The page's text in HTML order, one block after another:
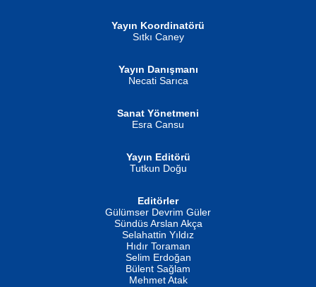
İSMAİL OKUTAN
Erkeklerin Kahrolması Ne Demektir
Evvel Zaman Tanrıçası...
Yayın Koordinatörü
Sıtkı Caney
Yayın Danışmanı
Necati Sarıca
Sanat Yönetmeni
Esra Cansu
Yayın Editörü
Tutkun Doğu
Editörler
Gülümser Devrim Güler
Sündüs Arslan Akça
Selahattin Yıldız
Hıdır Toraman
Selim Erdoğan
Bülent Sağlam
Mehmet Atak